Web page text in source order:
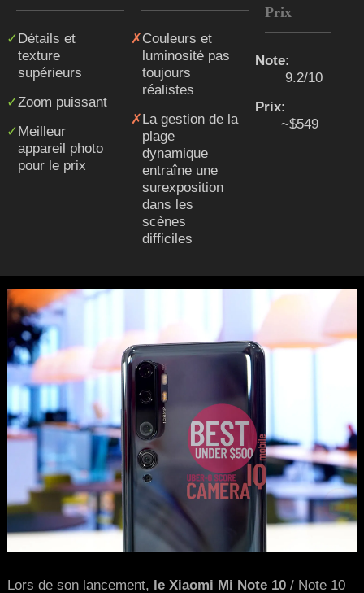
Détails et
texture
supérieurs
Zoom puissant
Meilleur
appareil photo
pour le prix
Couleurs et
luminosité pas
toujours
réalistes
La gestion de la
plage
dynamique
entraîne une
surexposition
dans les
scènes
difficiles
Prix
Note:
9.2/10
Prix:
~$549
Lors de son lancement, le Xiaomi Mi Note 10/ Note 10